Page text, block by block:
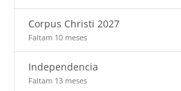
Corpus Christi 2027
Faltam 10 meses
Independencia
Faltam 13 meses